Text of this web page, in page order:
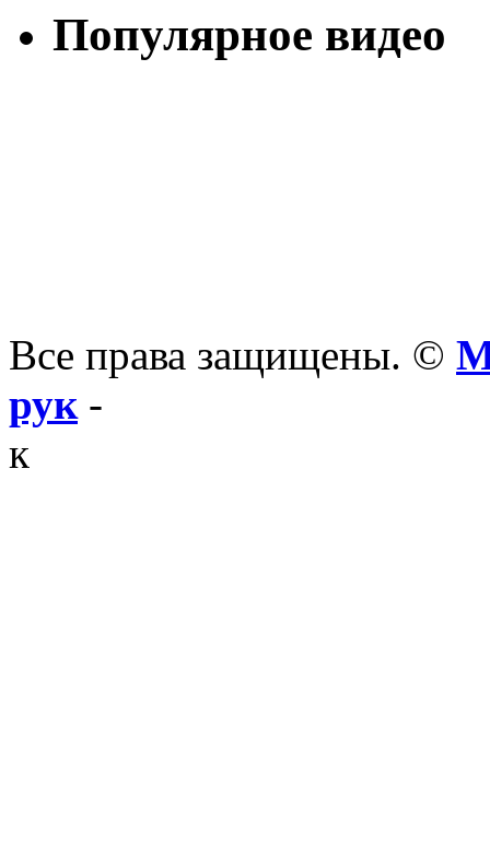
Популярное видео
Все права защищены. ©
рук-
к